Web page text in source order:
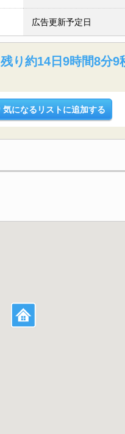
広告更新予定日
残り約14日9時間8分8
気になるリストに追加する